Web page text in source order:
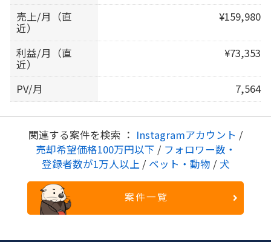
売上/月（直
近）
¥159,980
利益/月（直
近）
¥73,353
PV/月 7,564
関連する案件を検索 ： Instagramアカウント /
売却希望価格100万円以下 / フォロワー数・
登録者数が1万人以上 / ペット・動物 / 犬
案件一覧